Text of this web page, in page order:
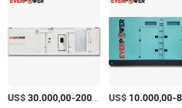
US$30.000,00-200.000,00 /Set
US$ 10.000,00-